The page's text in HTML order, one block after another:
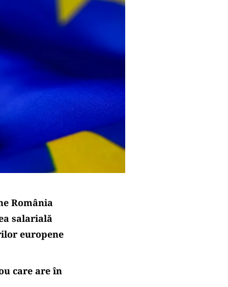
România
salarială
europene
care are în